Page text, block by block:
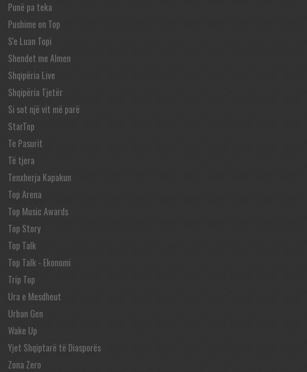
Punë pa teka
Pushime on Top
S'e Luan Topi
Shendet me Almen
Shqipëria Live
Shqipëria Tjetër
Si sot një vit më parë
StarTop
Te Pasurit
Të tjera
Tenxherja Kapakun
Top Arena
Top Music Awards
Top Story
Top Talk
Top Talk - Ekonomi
Trip Top
Ura e Mesdheut
Urban Gen
Wake Up
Yjet Shqiptarë të Diasporës
Zona Zero